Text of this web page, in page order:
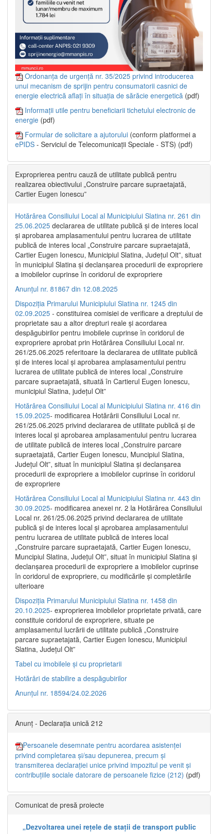
Ordonanța de urgență nr. 35/2025 privind introducerea
unui mecanism de sprijin pentru consumatorii casnici de
energie electrică aflați în situația de sărăcie energetică (pdf)
Informații utile pentru beneficiarii tichetului electronic de
energie (pdf)
Formular de solicitare a ajutorului (conform platformei a
ePIDS - Serviciul de Telecomunicații Speciale - STS) (pdf)
Exproprierea pentru cauză de utilitate publică pentru
realizarea obiectivului „Construire parcare supraetajată,
Cartier Eugen Ionescu”
Hotărârea Consiliului Local al Municipiului Slatina nr. 261 din
25.06.2025 declararea de utilitate publică și de interes local
și aprobarea amplasamentului pentru lucrarea de utilitate
publică de interes local „Construire parcare supraetajată,
Cartier Eugen Ionescu, Municipiul Slatina, Județul Olt”, situat
în municipiul Slatina și declanșarea procedurii de expropriere
a imobilelor cuprinse în coridorul de expropriere
Anunțul nr. 81867 din 12.08.2025
Dispoziția Primarului Municipiului Slatina nr. 1245 din
02.09.2025 - constituirea comisiei de verificare a dreptului de
proprietate sau a altor drepturi reale și acordarea
despăgubirilor pentru imobilele cuprinse în coridorul de
expropriere aprobat prin Hotărârea Consiliului Local nr.
261/25.06.2025 referitoare la declararea de utilitate publică
și de interes local și aprobarea amplasamentului pentru
lucrarea de utilitate publică de interes local „Construire
parcare supraetajată, situată în Cartierul Eugen Ionescu,
municipiul Slatina, județul Olt”
Hotărârea Consiliului Local al Municipiului Slatina nr. 416 din
15.09.2025- modificarea Hotărârii Consiliului Local nr.
261/25.06.2025 privind declararea de utilitate publică și de
interes local și aprobarea amplasamentului pentru lucrarea
de utilitate publică de interes local „Construire parcare
supraetajată, Cartier Eugen Ionescu, Muncipiul Slatina,
Județul Olt”, situat în municipiul Slatina și declanșarea
procedurii de expropriere a imobilelor cuprinse în coridorul
de expropriere
Hotărârea Consiliului Local al Municipiului Slatina nr. 443 din
30.09.2025- modificarea anexei nr. 2 la Hotărârea Consiliului
Local nr. 261/25.06.2025 privind declararea de utilitate
publică şi de interes local şi aprobarea amplasamentului
pentru lucrarea de utilitate publică de interes local
„Construire parcare supraetajată, Cartier Eugen Ionescu,
Muncipiul Slatina, Judeţul Olt”, situat în municipiul Slatina şi
declanşarea procedurii de expropriere a imobilelor cuprinse
în coridorul de expropriere, cu modificările şi completările
ulterioare
Dispoziția Primarului Municipiului Slatina nr. 1458 din
20.10.2025- exproprierea imobilelor proprietate privată, care
constituie coridorul de expropriere, situate pe
amplasamentul lucrării de utilitate publică „Construire
parcare supraetajată, Cartier Eugen Ionescu, Municipiul
Slatina, Județul Olt”
Tabel cu imobilele și cu proprietarii
Hotărâri de stabilire a despăgubirilor
Anunțul nr. 18594/24.02.2026
Anunț - Declarația unică 212
Persoanele desemnate pentru acordarea asistenței
privind completarea și/sau depunerea, precum și
transmiterea declarației unice privind impozitul pe venit și
contribuțiile sociale datorare de persoanele fizice (212) (pdf)
Comunicat de presă proiecte
„Dezvoltarea unei rețele de stații de transport public